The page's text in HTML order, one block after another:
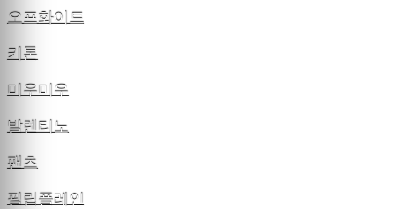
오프화이트
키톤
미우미우
발렌티노
팬츠
필립플레인